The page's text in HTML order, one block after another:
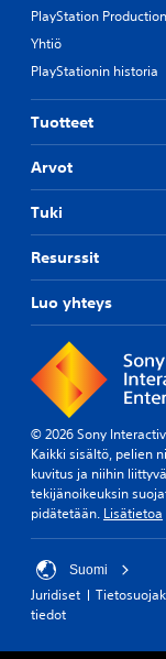
PlayStation
Yhtiö
PlayStationin historia
Tuotteet
Arvot
Tuki
Resurssit
Luo yhteys
© 2026 Sony
Kaikki sisältö, pelien
kuvitus ja niihin
tekijänoikeuksin
pidätetään. Lisätietoa
Suomi
Juridiset
tiedot